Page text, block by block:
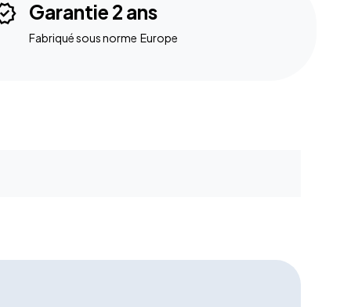
Garantie 2 ans
Fabriqué sous norme Europe